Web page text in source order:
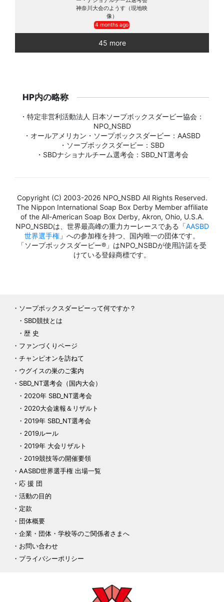
神奈川大会のようす（現地映
像）
4 months ago
45 more
HP内の略称
・特定非営利活動法人 日本ソープボックスダービー協会：
NPO_NSBD
・オールアメリカン・ソープボックスダービー：AASBD
・ソープボックスダービー：SBD
・SBDナショナルチーム選考会：SBD_NT選考会
Copyright (C) 2003-2026 NPO_NSBD All Rights Reserved.
The Nippon International Soap Box Derby Member affiliate
of the All-American Soap Box Derby, Akron, Ohio, U.S.A.
NPO_NSBDは、世界最高峰の重力カーレースである「AASBD
世界選手権 」への参加権を持つ、国内唯一の団体です。
「ソープボックスダービー®」はNPO_NSBDが使用許諾を受
けている登録商標です。
ソープボックスダービーって何ですか？
SBD競技とは
歴 史
ファンづくりページ
チャンピオンを訪ねて
ウグイスの巣のご案内
SBD_NT選考会（国内大会）
2020年 SBD_NT選考会
2020大会速報＆リザルト
2019年 SBD_NT選考会
2019ルール
2019年 大会リザルト
2019競技等の開催要領
AASBD世界選手権 出場一覧
応 援 団
活動の目的
定款
団体概要
企業・団体・学校等のご関係者さまへ
お問い合わせ
プライバシーポリシー